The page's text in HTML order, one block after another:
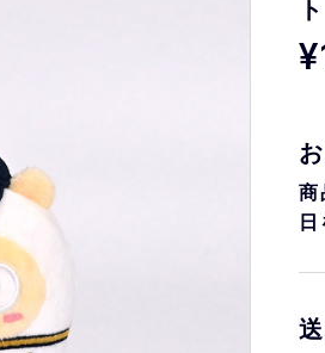
すすめ オリ姫に
ト